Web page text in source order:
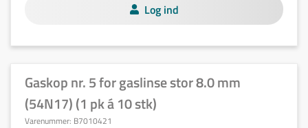
Log ind
Gaskop nr. 5 for gaslinse stor 8.0 mm
(54N17) (1 pk á 10 stk)
Varenummer: B7010421